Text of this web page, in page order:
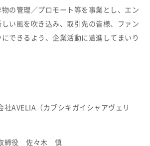
の管理／プロモート等を事業とし、エン
い風を吹き込み、取引先の皆様、ファン
できるよう、企業活動に邁進してまいり
AVELIA（カブシキガイシャアヴェリ
締役 佐々木 慎